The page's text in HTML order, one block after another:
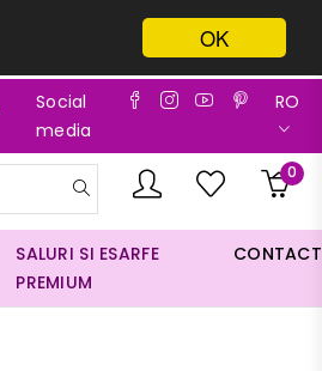
OK
Social
media
RO
0
SALURI SI ESARFE
PREMIUM
CONTACT